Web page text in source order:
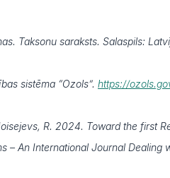
Taksonu saraksts. Salaspils:
sistēma “Ozols”. https://
R. 2024. Toward the first
– An International Journal Dealing